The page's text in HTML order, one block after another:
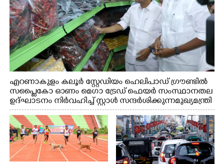
എറണാകുളം കലൂർ സ്റ്റേഡിയം ഹെലിപാഡ് ഗ്രൗണ്ടിൽ
സപ്ളൈകോ ഓണം മെഗാ ട്രേഡ് ഫെയർ സംസ്ഥാനതല
ഉദ്ഘാടനം നിർവഹിച്ച് സ്റ്റാൾ സന്ദർശിക്കുന്ന മുഖ്യമന്ത്രി
വി.ഡി. സതീശൻ. മന്ത്രി അനൂപ് ജേക്കബ് സമീപം